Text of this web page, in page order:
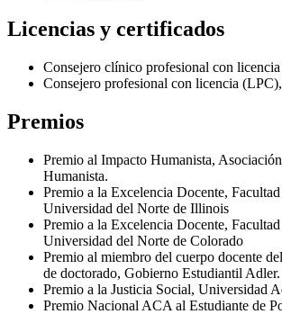
Licencias y certificados
Consejero clínico profesional con
Consejero profesional con licencia
Premios
Premio al Impacto Humanista,
Humanista.
Premio a la Excelencia Docente,
Universidad del Norte de Illinois
Premio a la Excelencia Docente,
Universidad del Norte de Colorado
Premio al miembro del cuerpo docente
de doctorado, Gobierno Estudiantil Adler.
Premio a la Justicia Social, Universidad
Premio Nacional ACA al Estudiante de